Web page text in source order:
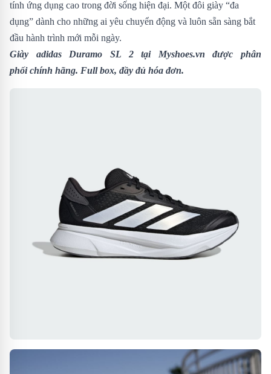
tính ứng dụng cao trong đời sống hiện đại. Một đôi giày “đa
dụng” dành cho những ai yêu chuyển động và luôn sẵn sàng bắt
đầu hành trình mới mỗi ngày.
Giày adidas Duramo SL 2tại Myshoes.vn được phân
phối chính hãng. Full box, đầy đủ hóa đơn.